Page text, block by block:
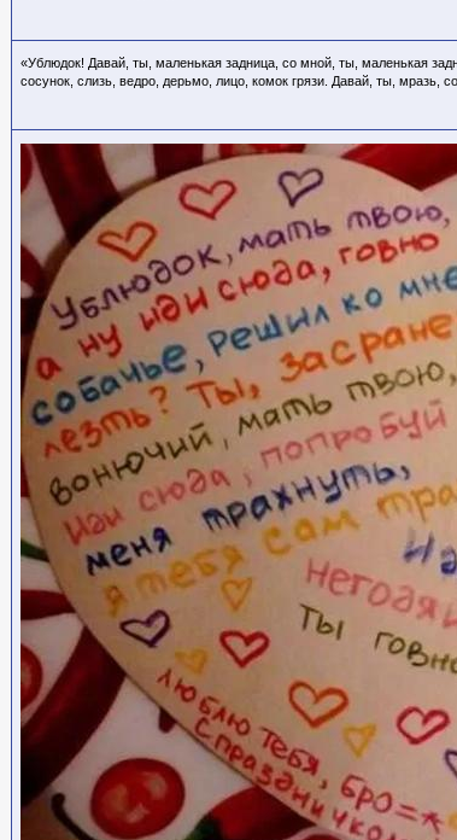
«Ублюдок! Давай, ты, маленькая задница, со мной, ты, маленькая
сосунок, слизь, ведро, дерьмо, лицо, комок грязи. Давай, ты, мразь,